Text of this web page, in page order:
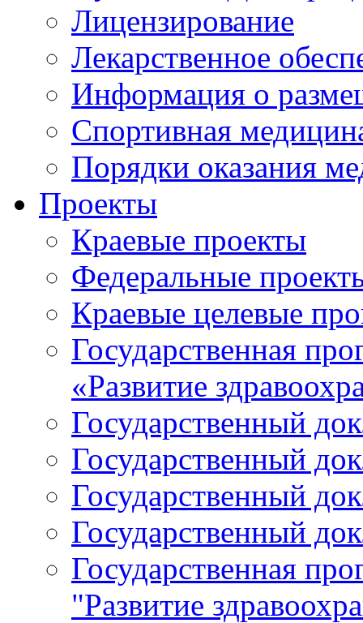
Лицензирование
Лекарственное
Информация о
Спортивная
Порядки оказания
Проекты
Краевые проекты
Федеральные
Краевые целевые
Государственная
«Развитие
Государственный
Государственный
Государственный
Государственный
Государственная
"Развитие